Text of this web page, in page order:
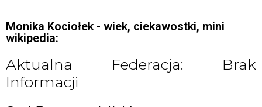
Monika Kociołek - wiek, ciekawostki, mini
wikipedia:
Aktualna Federacja: Brak
Informacji